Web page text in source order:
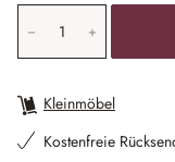
Produkt Anzahl:
Kleinmöbel
Kostenfreie